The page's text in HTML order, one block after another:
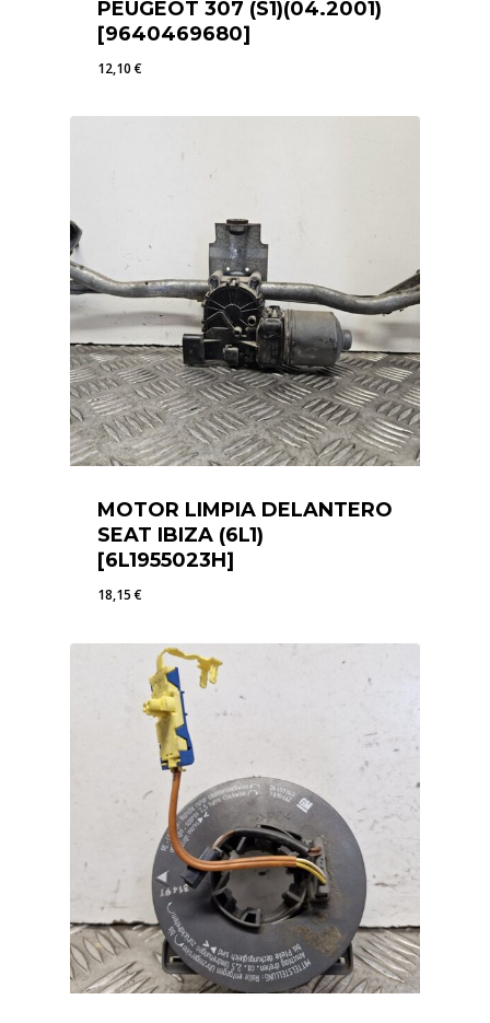
PEUGEOT 307 (S1)(04.2001)
[9640469680]
12,10€
MOTOR LIMPIA DELANTERO
SEAT IBIZA (6L1)
[6L1955023H]
18,15€